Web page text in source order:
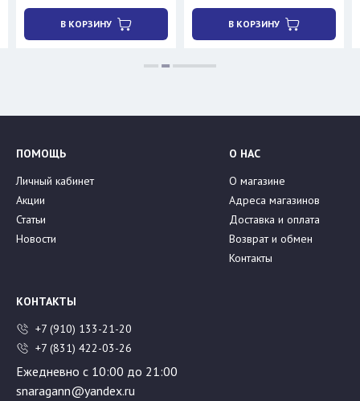
В КОРЗИНУ В КОРЗИНУ
ПОМОЩЬ
Личный кабинет
Акции
Статьи
Новости
О НАС
О магазине
Адреса магазинов
Доставка и оплата
Возврат и обмен
Контакты
КОНТАКТЫ
+7 (910) 133-21-20
+7 (831) 422-03-26
Ежедневно с 10:00 до 21:00
snaragann@yandex.ru